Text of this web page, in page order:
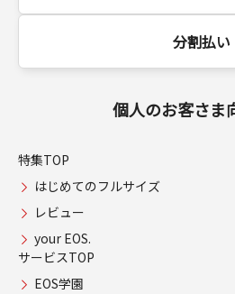
分割払い
個人のお客さま
特集TOP
はじめてのフルサイズ
レビュー
your EOS.
サービスTOP
EOS学園